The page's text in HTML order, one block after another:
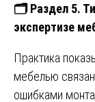
🗂 Раздел 5.
экспертизе
Практика
мебелью
ошибками